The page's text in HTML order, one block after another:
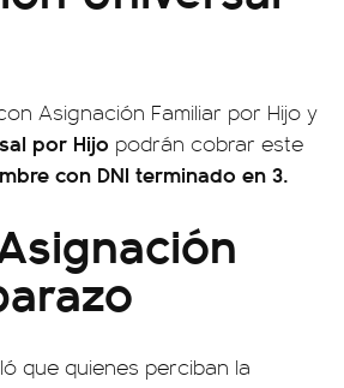
Asignación Familiar por Hijo y
por Hijo podrán cobrar este
con DNI terminado en 3.
que quienes perciban la